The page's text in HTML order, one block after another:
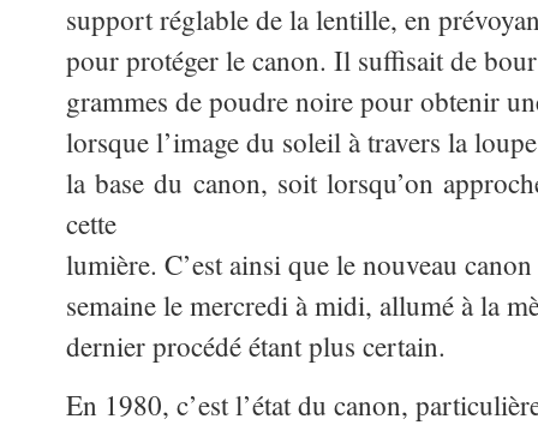
support réglable de la lentille, en
pour protéger le canon. Il suffisait de
grammes de poudre noire pour obtenir
lorsque l’image du soleil à travers la
la base du canon, soit lorsqu’on
cette
lumière. C’est ainsi que le nouveau
semaine le mercredi à midi, allumé à la
dernier procédé étant plus certain.
En 1980, c’est l’état du canon,